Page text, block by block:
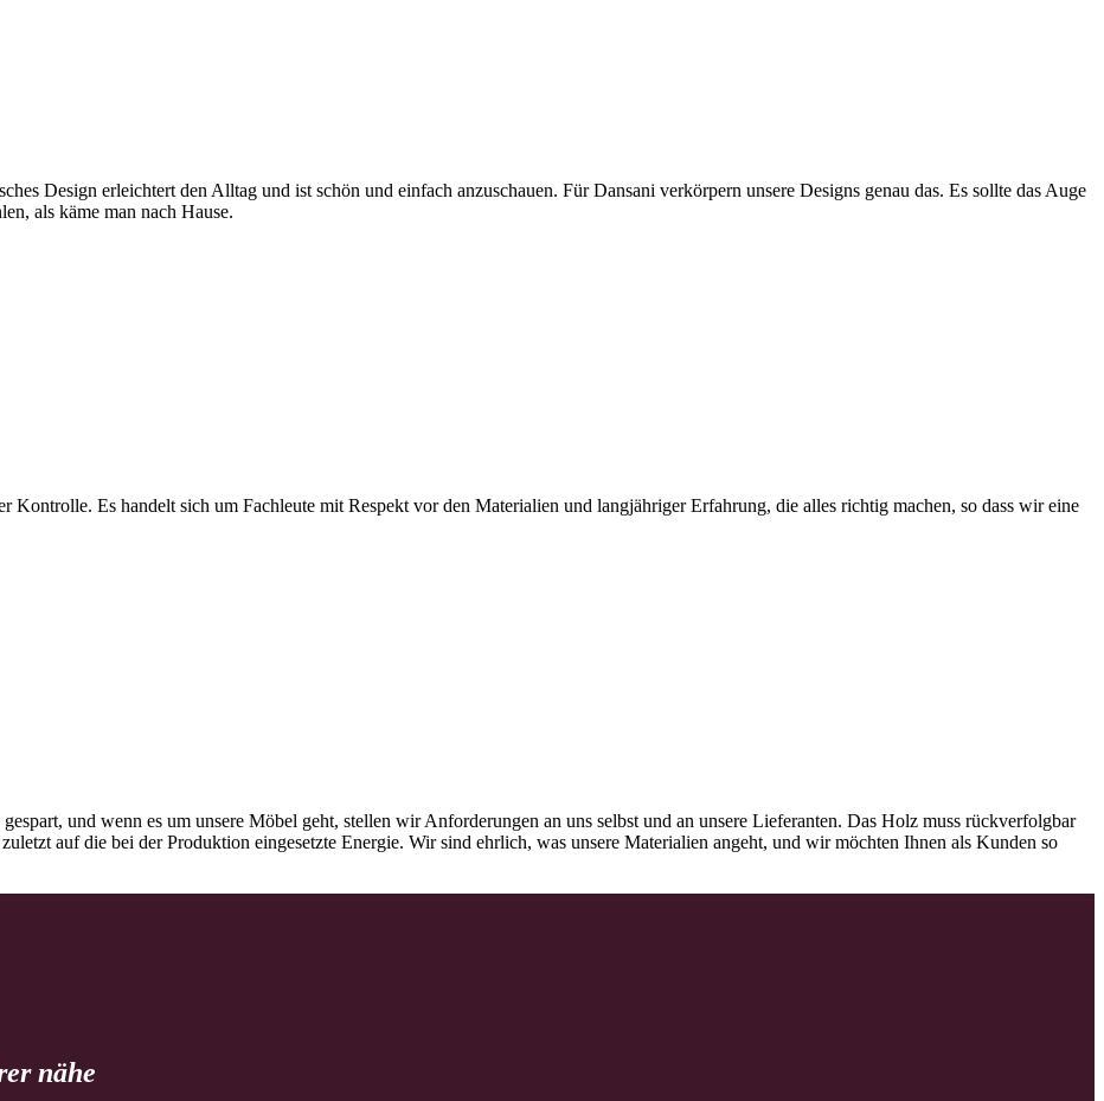
Design erleichtert den Alltag und ist schön und einfach anzuschauen. Für Dansani verkörpern unsere Designs genau das. Es sollte das Auge
als käme man nach Hause.
Es handelt sich um Fachleute mit Respekt vor den Materialien und langjähriger Erfahrung, die alles richtig machen, so dass wir eine
und wenn es um unsere Möbel geht, stellen wir Anforderungen an uns selbst und an unsere Lieferanten. Das Holz muss rückverfolgbar
auf die bei der Produktion eingesetzte Energie. Wir sind ehrlich, was unsere Materialien angeht, und wir möchten Ihnen als Kunden so
nähe